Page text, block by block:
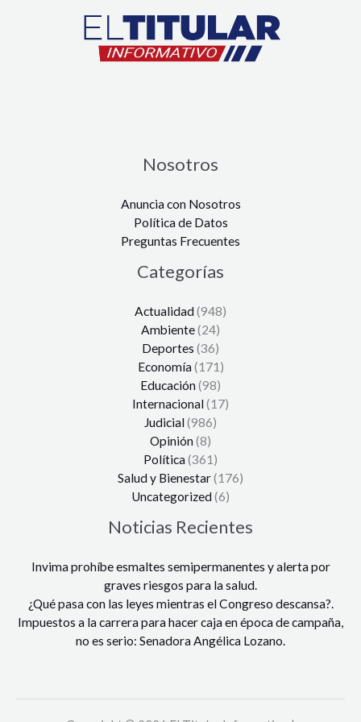
Nosotros
Anuncia con Nosotros
Política de Datos
Preguntas Frecuentes
Categorías
Actualidad(948)
Ambiente(24)
Deportes (36)
Economía(171)
Educación(98)
Internacional(17)
Judicial(986)
Opinión(8)
Política(361)
Salud y Bienestar(176)
Uncategorized(6)
Noticias Recientes
Invima prohíbe esmaltes semipermanentes y alerta por
graves riesgos para la salud.
¿Qué pasa con las leyes mientras el Congreso descansa?.
Impuestos a la carrera para hacer caja en época de campaña,
no es serio: Senadora Angélica Lozano.